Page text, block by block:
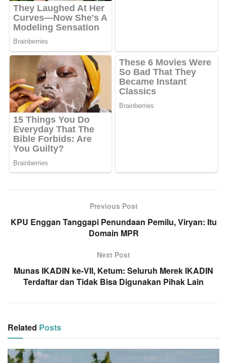
Previous Post
KPU Enggan Tanggapi Penundaan Pemilu, Viryan: Itu
Domain MPR
Next Post
Munas IKADIN ke-VII, Ketum: Seluruh Merek IKADIN
Terdaftar dan Tidak Bisa Digunakan Pihak Lain
Related Posts